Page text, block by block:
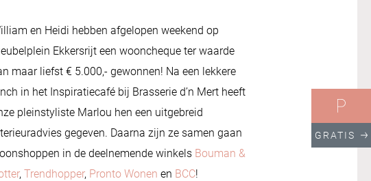
en Heidi hebben afgelopen weekend op
Ekkersrijt een wooncheque ter waarde
maar liefst € 5.000,- gewonnen! Na een lekkere
in het Inspiratiecafé bij Brasserie d’n Mert heeft
pleinstyliste Marlou hen een uitgebreid
gegeven. Daarna zijn ze samen gaan
in de deelnemende winkels Bouman &
, Trendhopper, Pronto Wonen en BCC!
GRATIS